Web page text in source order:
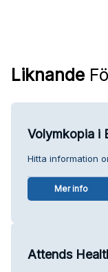
Liknande
Volymkopia i
Hitta information
Mer info
Attends